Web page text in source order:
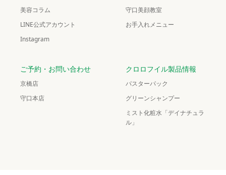
美容コラム
LINE公式アカウント
Instagram
守口美顔教室
お手入れメニュー
ご予約・お問い合わせ
京橋店
守口本店
クロロフイル製品情報
パスターパック
グリーンシャンプー
ミスト化粧水「デイナチュラ
ル」